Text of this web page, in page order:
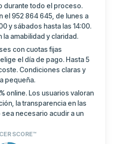
durante todo el proceso.
el 952 864 645, de lunes a
y sábados hasta las 14:00.
amabilidad y claridad.
con cuotas fijas
el día de pago. Hasta 5
Condiciones claras y
pequeña.
online. Los usuarios valoran
la transparencia en las
necesario acudir a un
SCORE™